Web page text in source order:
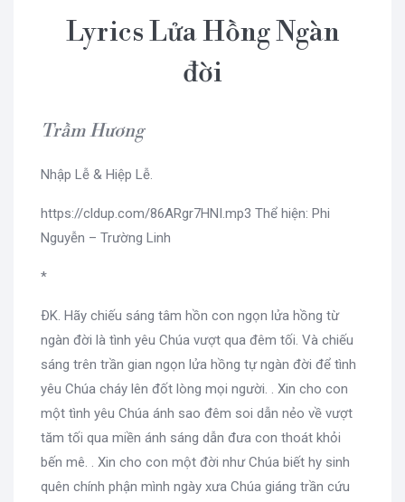
Lyrics Lửa Hồng Ngàn
đời
Trầm Hương
Nhập Lễ & Hiệp Lễ.
https://cldup.com/86ARgr7HNI.mp3 Thể hiện: Phi
Nguyễn – Trường Linh
*
ÐK. Hãy chiếu sáng tâm hồn con ngọn lửa hồng từ
ngàn đời là tình yêu Chúa vượt qua đêm tối. Và chiếu
sáng trên trần gian ngọn lửa hồng tự ngàn đời để tình
yêu Chúa cháy lên đốt lòng mọi người. . Xin cho con
một tình yêu Chúa ánh sao đêm soi dẫn nẻo về vượt
tăm tối qua miền ánh sáng dẫn đưa con thoát khỏi
bến mê. . Xin cho con một đời như Chúa biết hy sinh
quên chính phận mình ngày xưa Chúa giáng trần cứu